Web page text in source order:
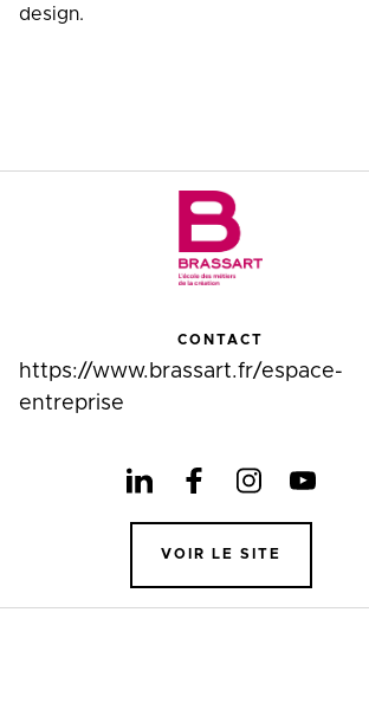
design.
CONTACT
https://www.brassart.fr/espace-
entreprise
VOIR LE SITE